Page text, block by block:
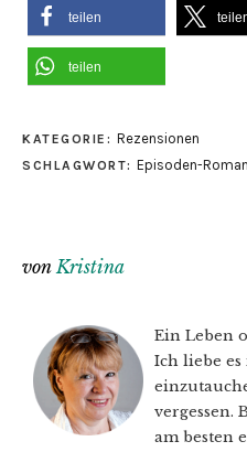
teilen
teilen
KATEGORIE: Rezensionen
SCHLAGWORT: Episoden-Roman
vonKristina
Ein Leben
Ich liebe
vergessen.
am besten